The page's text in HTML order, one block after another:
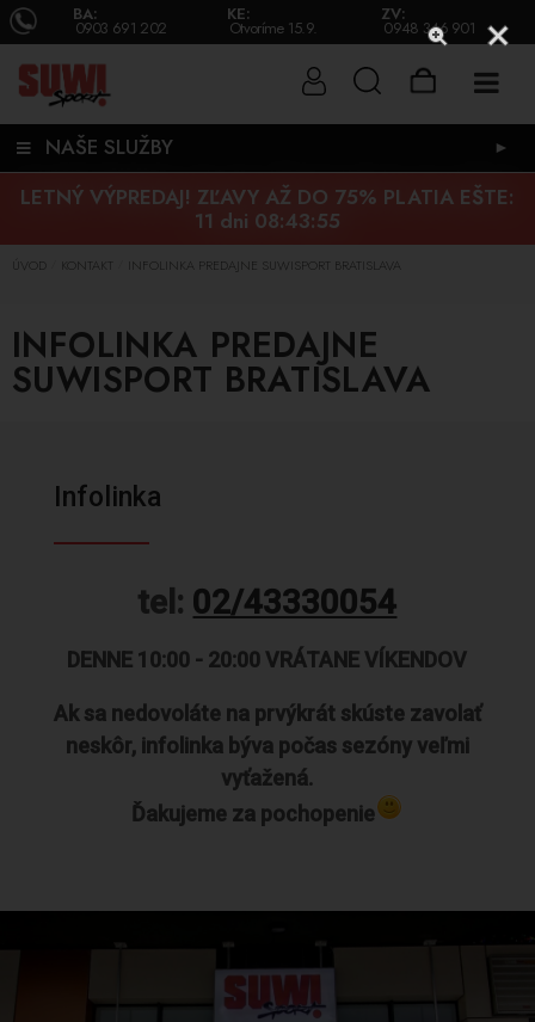
BA:
0903 691 202
KE:
Otvoríme 15.9.
ZV:
0948 346 901
NAŠE SLUŽBY ►
LETNÝ VÝPREDAJ! ZĽAVY AŽ DO 75% PLATIA EŠTE:
11 dni 08:43:55
ÚVOD KONTAKT INFOLINKA PREDAJNE SUWISPORT BRATISLAVA
INFOLINKA PREDAJNE
SUWISPORT BRATISLAVA
Infolinka
tel: 02/43330054
DENNE 10:00 - 20:00 VRÁTANE VÍKENDOV
Ak sa nedovoláte na prvýkrát skúste zavolať
neskôr, infolinka býva počas sezóny veľmi
vyťažená.
Ďakujeme za pochopenie